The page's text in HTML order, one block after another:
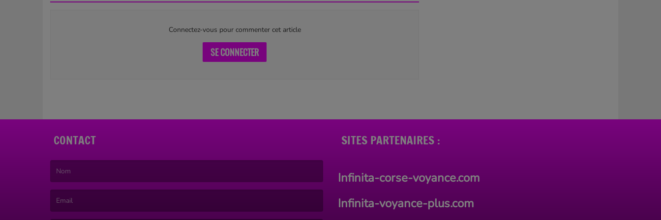
Connectez-vous pour commenter cet article
SE CONNECTER
CONTACT SITES PARTENAIRES :
Infinita-corse-voyance.com
Infinita-voyance-plus.com